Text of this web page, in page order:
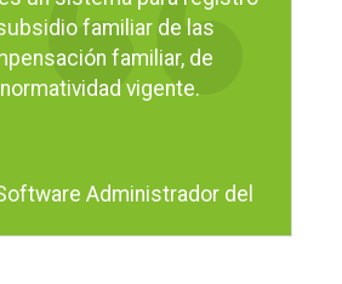
familiar de las
familiar, de
vigente.
Administrador del